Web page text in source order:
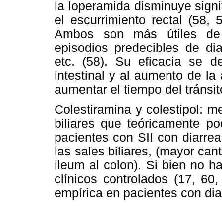
la loperamida disminuye
el escurrimiento rectal (58,
Ambos son más útiles
episodios predecibles de
etc. (58). Su eficacia se
intestinal y al aumento de
aumentar el tiempo del
Colestiramina y colestipol:
biliares que teóricamente
pacientes con SII con
las sales biliares, (mayor
ileum al colon). Si bien no
clínicos controlados (17,
empírica en pacientes con